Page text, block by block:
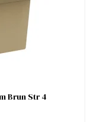
Brun Str 4